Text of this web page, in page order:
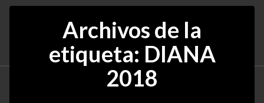
Archivos de la
etiqueta: DIANA
2018